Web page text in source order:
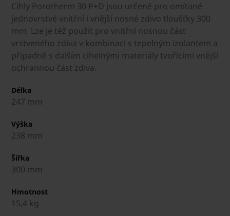
Cihly Porotherm 30 P+D jsou určené pro omítané
jednovrstvé vnitřní i vnější nosné zdivo tloušťky 300
mm. Lze je též použít pro vnitřní nosnou část
vrstveného zdiva v kombinaci s tepelným izolantem a
případně s dalším cihelnými materiály tvořícími vnější
ochrannou část zdiva.
Délka
247 mm
Výška
238 mm
Šířka
300 mm
Hmotnost
15,4 kg